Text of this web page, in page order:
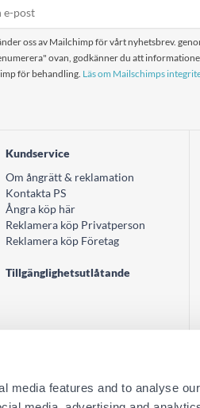
media features and to analyse
oss av Mailchimp för vårt nyhetsbrev.
ovan, godkänner du att
för behandling. Läs om Mailschimps
Kundservice
Om ångrätt & reklamation
Kontakta PS
Ångra köp här
Reklamera köp Privatperson
Reklamera köp Företag
Tillgänglighetsutlåtande